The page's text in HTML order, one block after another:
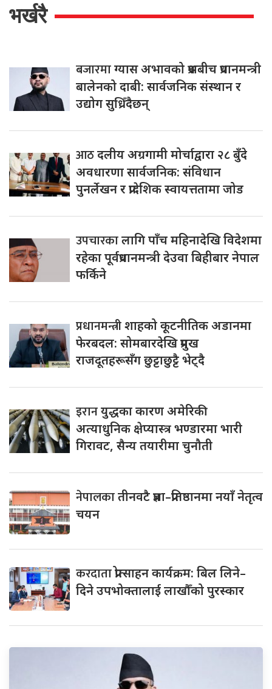
भर्खरै
बजारमाग्यास अभावको प्रश्नबीच प्रधानमन्त्री
बालेनको दाबी: सार्वजनिक संस्थान र
उद्योग सुध्रिँदैछन्
आठदलीय अग्रगामी मोर्चाद्वारा २८ बुँदे
अवधारणा सार्वजनिक: संविधान
पुनर्लेखन र प्रादेशिक स्वायत्ततामा जोड
उपचारकालागि पाँच महिनादेखि विदेशमा
रहेका पूर्वप्रधानमन्त्री देउवा बिहीबार नेपाल
फर्किने
प्रधानमन्त्रीशाहको कूटनीतिक अडानमा
फेरबदल: सोमबारदेखि प्रमुख
राजदूतहरूसँग छुट्टाछुट्टै भेट्दै
इरानयुद्धका कारण अमेरिकी
अत्याधुनिक क्षेप्यास्त्र भण्डारमा भारी
गिरावट, सैन्य तयारीमा चुनौती
नेपालकातीनवटै प्रज्ञा–प्रतिष्ठानमा नयाँ नेतृत्व
चयन
करदाताप्रोत्साहन कार्यक्रम: बिल लिने–
दिने उपभोक्तालाई लाखौँको पुरस्कार